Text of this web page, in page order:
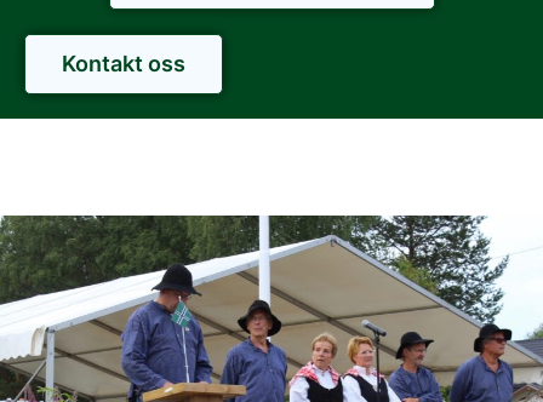
Kontakt oss